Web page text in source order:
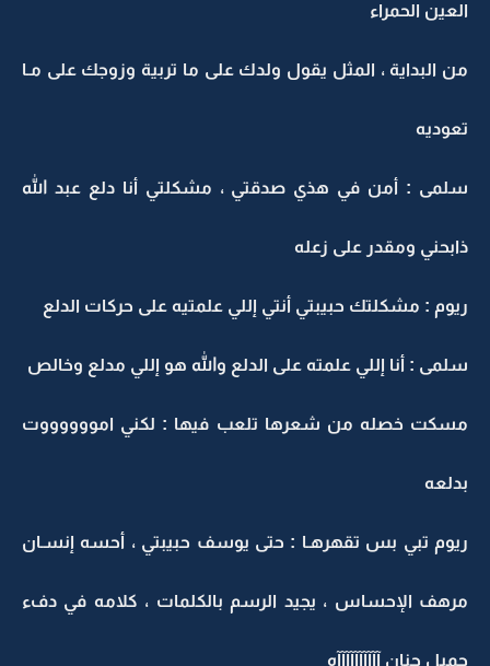
العين الحمراء
من البداية ، المثل يقول ولدك على ما تربية وزوجك على مـا
تعوديه
سلمى : أمن في هذي صدقتي ، مشكلتي أنا دلع عبد الله
ذابحني ومقدر على زعله
ريوم : مشكلتك حبيبتي أنتي إللي علمتيه على حركات الدلع
سلمى : أنا إللي علمته على الدلع والله هو إللي مدلع وخالص
مسكت خصله من شعرها تلعب فيها : لكني امووووووت
بدلعه
ريوم تبي بس تقهرهـا : حتى يوسف حبيبتي ، أحسه إنسـان
مرهف الإحساس ، يجيد الرسم بالكلمات ، كلامه في دفء
جميل حنان آآآآآآآآآآه